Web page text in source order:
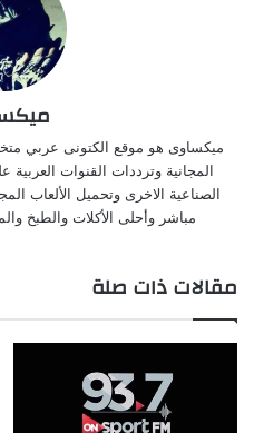
ميكساوى هو موقع الكتونى عربي
المجانية وترددات القنوات
الصناعية الاخرى وتحميل الألعاب
مباشر وأحلى الأكلات والطبخ
مقالات ذات صلة